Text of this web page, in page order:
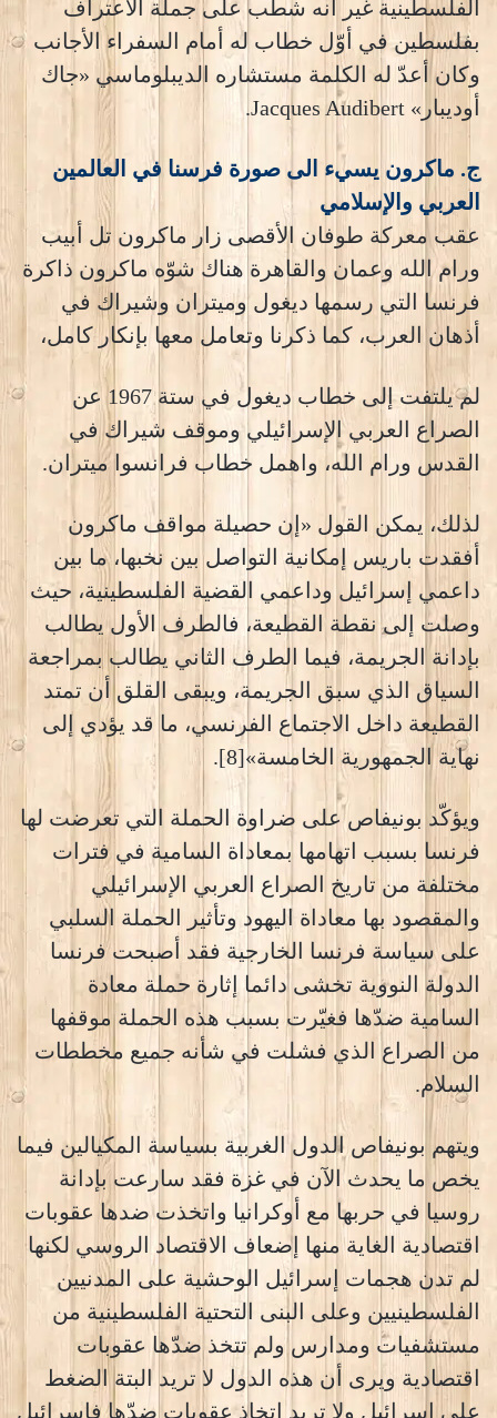
الفلسطينية غير انه شطّب على جملة الاعتراف
بفلسطين في أوّل خطاب له أمام السفراء الأجانب
وكان أعدّ له الكلمة مستشاره الديبلوماسي «جاك
أوديبار» Jacques Audibert.
ج. ماكرون يسيء الى صورة فرسنا في العالمين
العربي والإسلامي
عقب معركة طوفان الأقصى زار ماكرون تل أبيب
ورام الله وعمان والقاهرة هناك شوّه ماكرون ذاكرة
فرنسا التي رسمها ديغول وميتران وشيراك في
أذهان العرب، كما ذكرنا وتعامل معها بإنكار كامل،
لم يلتفت إلى خطاب ديغول في ستة 1967 عن
الصراع العربي الإسرائيلي وموقف شيراك في
القدس ورام الله، واهمل خطاب فرانسوا ميتران.
لذلك، يمكن القول «إن حصيلة مواقف ماكرون
أفقدت باريس إمكانية التواصل بين نخبها، ما بين
داعمي إسرائيل وداعمي القضية الفلسطينية، حيث
وصلت إلى نقطة القطيعة، فالطرف الأول يطالب
بإدانة الجريمة، فيما الطرف الثاني يطالب بمراجعة
السياق الذي سبق الجريمة، ويبقى القلق أن تمتد
القطيعة داخل الاجتماع الفرنسي، ما قد يؤدي إلى
نهاية الجمهورية الخامسة»[8].
ويؤكّد بونيفاص على ضراوة الحملة التي تعرضت لها
فرنسا بسبب اتهامها بمعاداة السامية في فترات
مختلفة من تاريخ الصراع العربي الإسرائيلي
والمقصود بها معاداة اليهود وتأثير الحملة السلبي
على سياسة فرنسا الخارجية فقد أصبحت فرنسا
الدولة النووية تخشى دائما إثارة حملة معادة
السامية ضدّها فغيّرت بسبب هذه الحملة موقفها
من الصراع الذي فشلت في شأنه جميع مخططات
السلام.
ويتهم بونيفاص الدول الغربية بسياسة المكيالين فيما
يخص ما يحدث الآن في غزة فقد سارعت بإدانة
روسيا في حربها مع أوكرانيا واتخذت ضدها عقوبات
اقتصادية الغاية منها إضعاف الاقتصاد الروسي لكنها
لم تدن هجمات إسرائيل الوحشية على المدنيين
الفلسطينيين وعلى البنى التحتية الفلسطينية من
مستشفيات ومدارس ولم تتخذ ضدّها عقوبات
اقتصادية ويرى أن هذه الدول لا تريد البتة الضغط
على إسرائيل ولا تريد اتخاذ عقوبات ضدّها فإسرائيل